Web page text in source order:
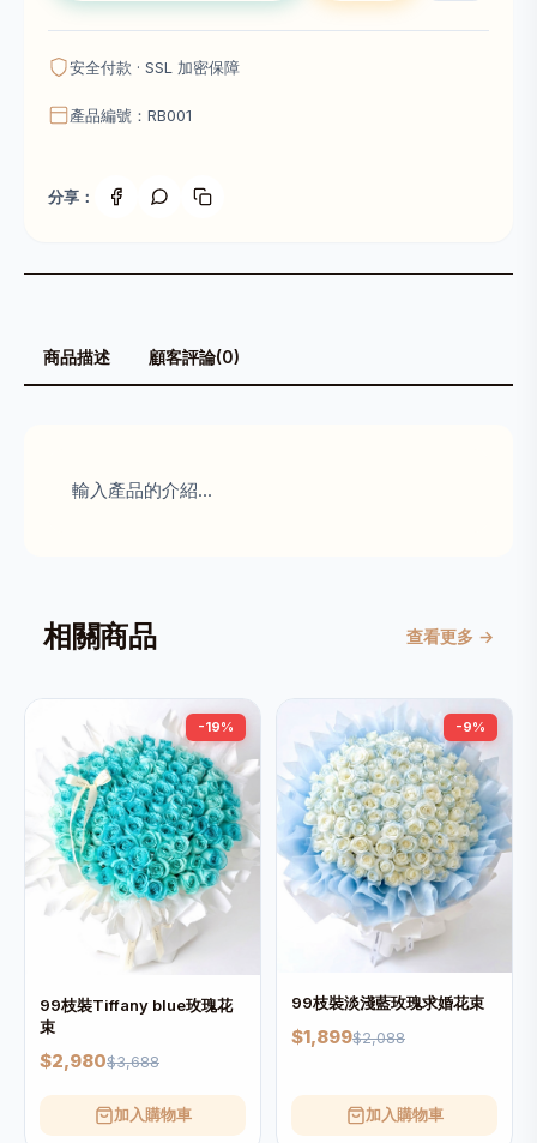
安全付款 · SSL 加密保障
產品編號：RB001
分享：
商品描述 顧客評論(0)
輸入產品的介紹...
相關商品 查看更多 →
-19%
99枝裝Tiffany blue玫瑰花
束
$2,980$3,688
加入購物車
-9%
99枝裝淡淺藍玫瑰求婚花束
$1,899$2,088
加入購物車